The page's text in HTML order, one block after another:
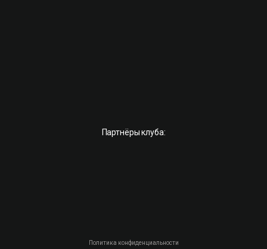
Партнёры клуба:
Политика конфиденциальности